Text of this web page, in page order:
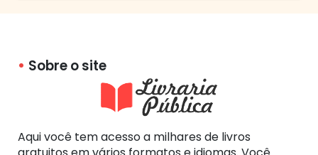
Sobre o site
Aqui você tem acesso a milhares de livros